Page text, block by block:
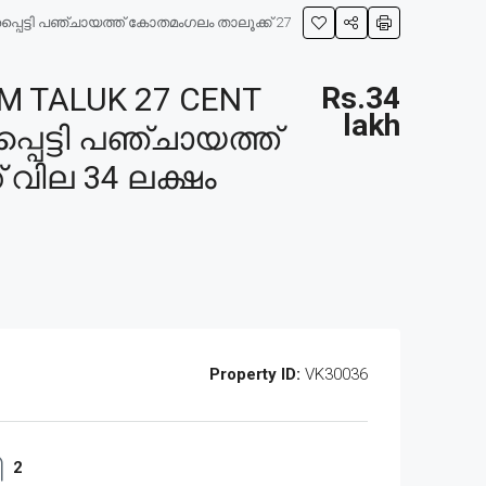
വാരപ്പെട്ടി പഞ്ചായത്ത് കോതമംഗലം താലൂക്ക് 27
TALUK 27 CENT
പഞ്ചായത്ത്
34 ലക്ഷം
Rs.34
lakh
Property ID: VK30036
2